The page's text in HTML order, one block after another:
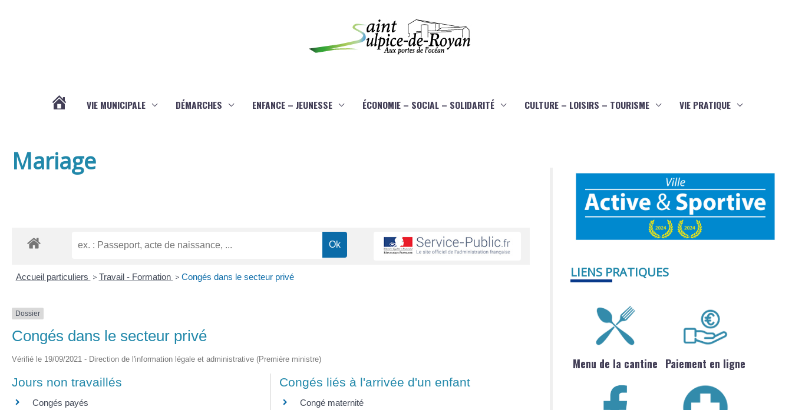
VIE MUNICIPALE DÉMARCHES ENFANCE – JEUNESSE ÉCONOMIE – SOCIAL – SOLIDARITÉ CULTURE – LOISIRS – TOURISME VIE PRATIQUE
Mariage
Accueil particuliers > Travail - Formation > Congés dans le secteur privé
Dossier
Congés dans le secteur privé
Vérifié le 19/09/2021 - Direction de l'information légale et administrative (Première ministre)
Jours non travaillés
Congés payés
Congés liés à l'arrivée d'un enfant
Congé maternité
LIENS PRATIQUES
Menu de la cantine Paiement en ligne